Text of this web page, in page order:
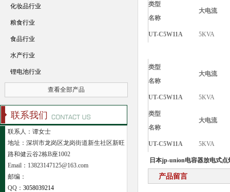
类型
名称
大电
UT-C5W11A 5KVA
类型
名称
大电
UT-C5W11A 5KVA
类型
名称
大电
UT-C5W11A 5KVA
日本jp-union电容器放电式点
产品留言
化妆品行业
粮食行业
食品行业
水产行业
锂电池行业
查看全部产品
联系我们
联系人：谭女士
地址：深圳市龙岗区龙岗街道新生社区新旺
路和健云谷2栋B座1002
Email：13823147125@163.com
邮编：
QQ： 3058039214